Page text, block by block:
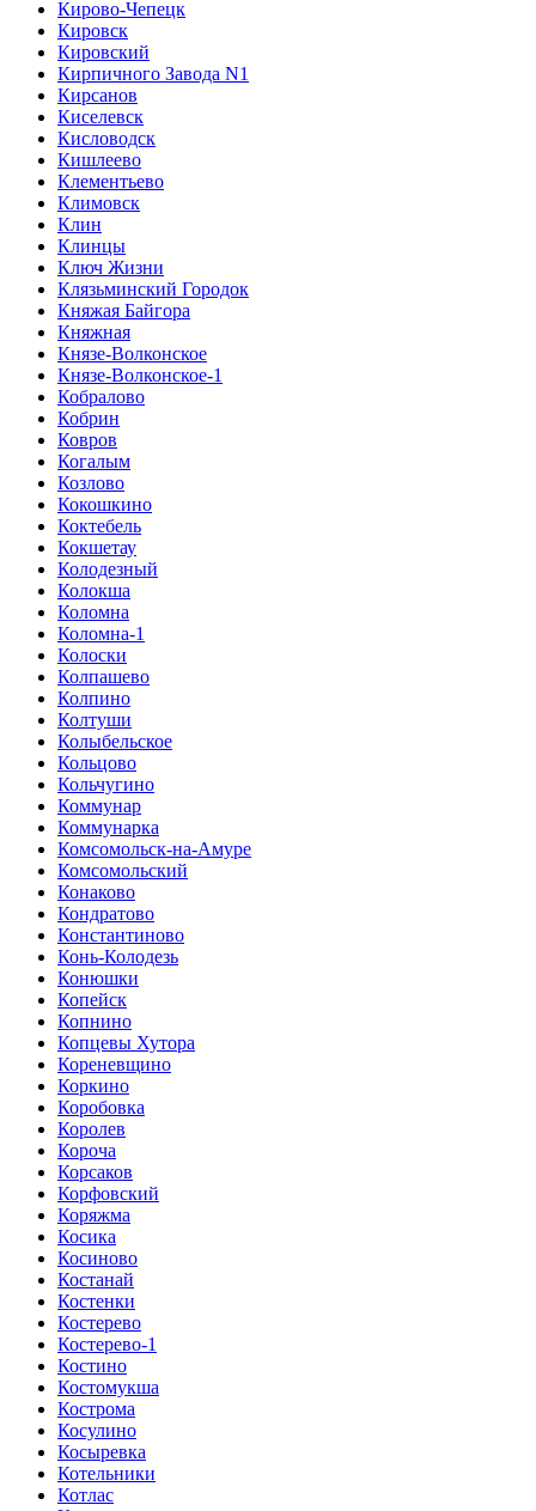
Кирово-Чепецк
Кировск
Кировский
Кирпичного Завода N1
Кирсанов
Киселевск
Кисловодск
Кишлеево
Клементьево
Климовск
Клин
Клинцы
Ключ Жизни
Клязьминский Городок
Княжая Байгора
Княжная
Князе-Волконское
Князе-Волконское-1
Кобралово
Кобрин
Ковров
Когалым
Козлово
Кокошкино
Коктебель
Кокшетау
Колодезный
Колокша
Коломна
Коломна-1
Колоски
Колпашево
Колпино
Колтуши
Колыбельское
Кольцово
Кольчугино
Коммунар
Коммунарка
Комсомольск-на-Амуре
Комсомольский
Конаково
Кондратово
Константиново
Конь-Колодезь
Конюшки
Копейск
Копнино
Копцевы Хутора
Кореневщино
Коркино
Коробовка
Королев
Короча
Корсаков
Корфовский
Коряжма
Косика
Косиново
Костанай
Костенки
Костерево
Костерево-1
Костино
Костомукша
Кострома
Косулино
Косыревка
Котельники
Котлас